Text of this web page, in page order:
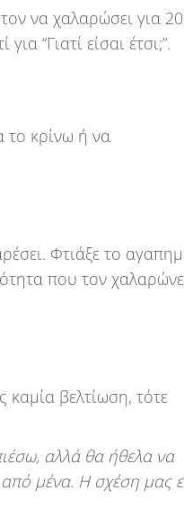
να χαλαρώσει για 20
“Γιατί είσαι έτσι;”.
το κρίνω ή να
Φτιάξε το
που τον
βελτίωση, τότε
αλλά θα ήθελα να
μένα. Η σχέση μας